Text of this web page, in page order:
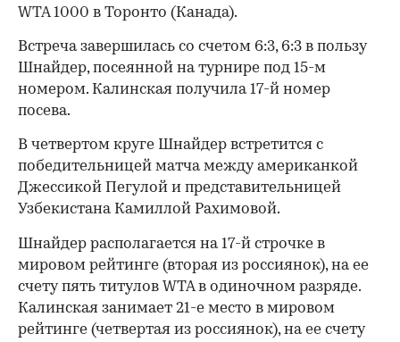
WTA 1000 в Торонто (Канада).
Встреча завершилась со счетом 6:3, 6:3 в пользу
Шнайдер, посеянной на турнире под 15-м
номером. Калинская получила 17-й номер
посева.
В четвертом круге Шнайдер встретится с
победительницей матча между американкой
Джессикой Пегулой и представительницей
Узбекистана Камиллой Рахимовой.
Шнайдер располагается на 17-й строчке в
мировом рейтинге (вторая из россиянок), на ее
счету пять титулов WTA в одиночном разряде.
Калинская занимает 21-е место в мировом
рейтинге (четвертая из россиянок), на ее счету